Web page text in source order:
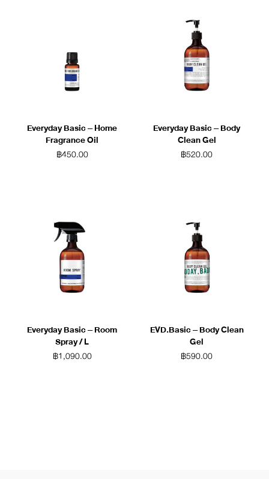
Everyday Basic – Home
Fragrance Oil
฿450.00
Everyday Basic – Body
Clean Gel
฿520.00
Everyday Basic – Room
Spray / L
฿1,090.00
EVD.Basic – Body Clean
Gel
฿590.00